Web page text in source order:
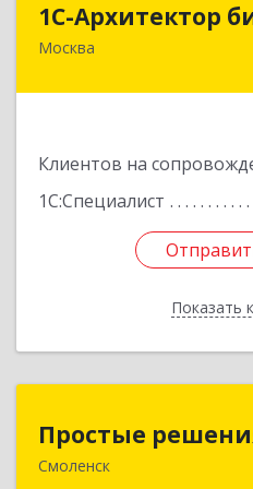
1С-Архитектор
Москва
Клиентов на
1С:Специалист
Показать
115114, Москва г,
Простые
Смоленск
214015, Смоленская